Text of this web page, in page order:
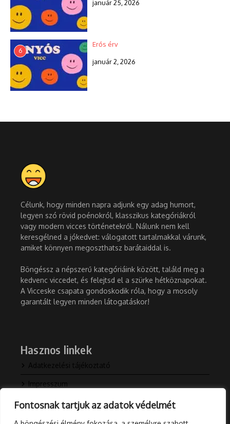
Fontosnak tartjuk az adatok védelmét
január 25, 2026
6
Erős érv
január 2, 2026
Célunk, hogy minden napra adjunk egy adag humort,
legyen szó rövid poénokról, klasszikus kategóriákról
vagy modern vicces történetekről. Nálunk nem kell
keresgélned a jókedvet: válogatott tartalmakkal várunk,
amiket könnyen megoszthatsz barátaiddal is.
Böngéssz a népszerű kategóriáink között, találd meg a
kedvenc viccedet, és felejtsd el a szürke hétköznapokat.
A Vicceske csapata gondoskodik róla, hogy a mosoly
garantált legyen minden látogatáskor!
Hasznos linkek
Adatkezelési tájékoztató
Impresszum
Kapcsolat
Rólunk